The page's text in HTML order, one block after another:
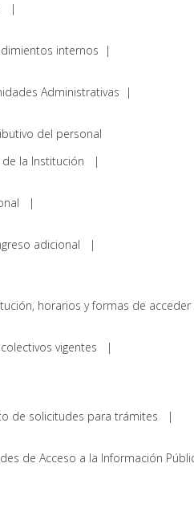
|
internos |
Administrativas |
del personal
de la Institución |
|
adicional |
horarios y formas de
colectivos vigentes |
de solicitudes para trámites |
de Acceso a la Información